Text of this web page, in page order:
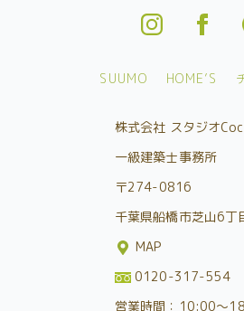
SUUMO HOME’S
株式会社 スタジオ
一級建築士事務所
〒274-0816
千葉県船橋市芝山6
MAP
0120-317-554
営業時間：10:00～